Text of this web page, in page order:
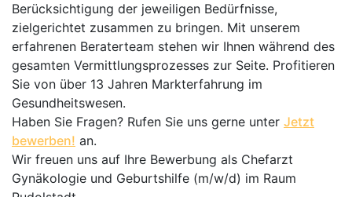
Berücksichtigung der jeweiligen Bedürfnisse,
zielgerichtet zusammen zu bringen. Mit unserem
erfahrenen Beraterteam stehen wir Ihnen während des
gesamten Vermittlungsprozesses zur Seite. Profitieren
Sie von über 13 Jahren Markterfahrung im
Gesundheitswesen.
Haben Sie Fragen? Rufen Sie uns gerne unter Jetzt
bewerben! an.
Wir freuen uns auf Ihre Bewerbung als Chefarzt
Gynäkologie und Geburtshilfe (m/w/d) im Raum